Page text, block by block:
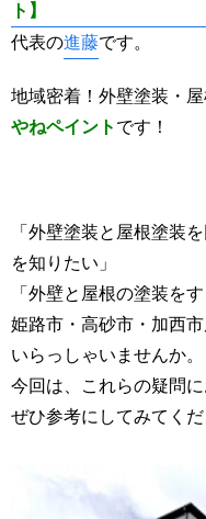
ト】
代表の進藤です。
地域密着！外壁塗装・
やねペイント です！
「外壁塗装と屋根塗装
を知りたい」
「外壁と屋根の塗装を
姫路市・高砂市・加西
いらっしゃいませんか。
今回は、これらの疑問に
ぜひ参考にしてみてくだ